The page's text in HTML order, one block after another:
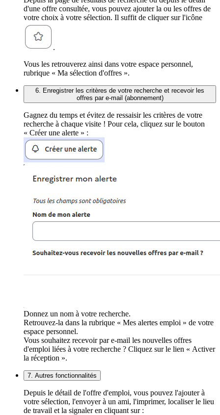
d'une offre consultée, vous pouvez ajouter la ou les offres de
votre choix à votre sélection. Il suffit de cliquer sur l'icône
.
Vous les retrouverez ainsi dans votre espace personnel,
rubrique « Ma sélection d'offres ».
6. Enregistrer les critères de votre recherche et recevoir les
offres par e-mail (abonnement)
Gagnez du temps et évitez de ressaisir les critères de votre
recherche à chaque visite ! Pour cela, cliquez sur le bouton
« Créer une alerte » :
Donnez un nom à votre recherche.
Retrouvez-la dans la rubrique « Mes alertes emploi » de votre
espace personnel.
Vous souhaitez recevoir par e-mail les nouvelles offres
d'emploi liées à votre recherche ? Cliquez sur le lien « Activer
la réception ».
7. Autres fonctionnalités
Depuis le détail de l'offre d'emploi, vous pouvez l'ajouter à
votre sélection, l'envoyer à un ami, l'imprimer, localiser le lieu
de travail et la signaler en cliquant sur :